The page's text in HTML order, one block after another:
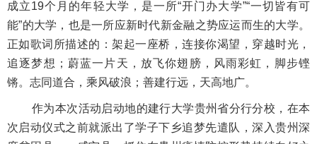
成立19个月的年轻大学，是一所“开门办大学”“一切皆有可
能”的大学，也是一所应新时代新金融之势应运而生的大学。
正如歌词所描述的：架起一座桥，连接你渴望，穿越时光，
追逐梦想；蔚蓝一片天，放飞你翅膀，风雨彩虹，脚步铿
锵。志同道合，乘风破浪；善建行远，天高地广。
作为本次活动启动地的建行大学贵州省分行分校，在本
次启动仪式之前就派出了学子下乡追梦先遣队，深入贵州深